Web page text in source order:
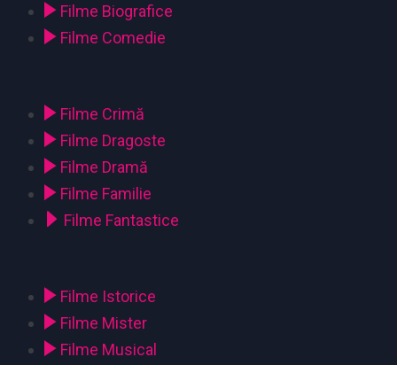
Filme Biografice
Filme Comedie
Filme Crimă
Filme Dragoste
Filme Dramă
Filme Familie
Filme Fantastice
Filme Istorice
Filme Mister
Filme Musical